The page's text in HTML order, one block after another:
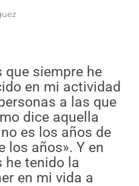
que siempre he
en mi actividad
a las que
dice aquella
es los años de
los años». Y en
he tenido la
en mi vida a